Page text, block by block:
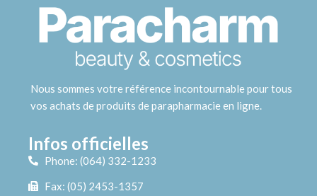
Nous sommes votre référence incontournable pour tous
vos achats de produits de parapharmacie en ligne.
Infos officielles
Phone: (064) 332-1233
Fax: (05) 2453-1357